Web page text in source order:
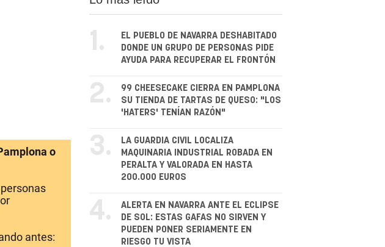
o
antes:
1.
EL PUEBLO DE NAVARRA DESHABITADO
DONDE UN GRUPO DE PERSONAS PIDE
AYUDA PARA RECUPERAR EL FRONTÓN
2.
99 CHEESECAKE CIERRA EN PAMPLONA
SU TIENDA DE TARTAS DE QUESO: "LOS
'HATERS' TENÍAN RAZÓN"
3.
LA GUARDIA CIVIL LOCALIZA
MAQUINARIA INDUSTRIAL ROBADA EN
PERALTA Y VALORADA EN HASTA
200.000 EUROS
4.
ALERTA EN NAVARRA ANTE EL ECLIPSE
DE SOL: ESTAS GAFAS NO SIRVEN Y
PUEDEN PONER SERIAMENTE EN
RIESGO TU VISTA